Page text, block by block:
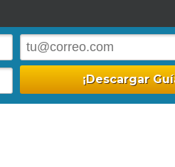
Providencia. | Horario: Lunes a Viernes